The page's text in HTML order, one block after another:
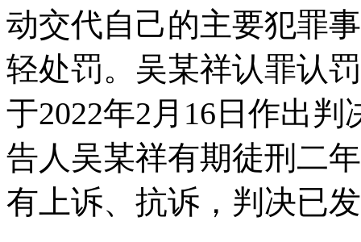
动交代自己的主要犯罪
轻处罚。吴某祥认罪认
于2022年2月16日作出
告人吴某祥有期徒刑二
有上诉、抗诉，判决已